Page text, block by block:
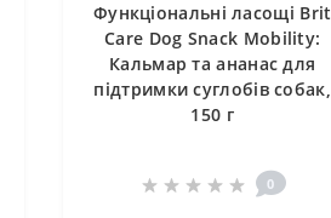
Функціональні ласощі Brit
Care Dog Snack Mobility:
Кальмар та ананас для
підтримки суглобів собак,
150 г
0